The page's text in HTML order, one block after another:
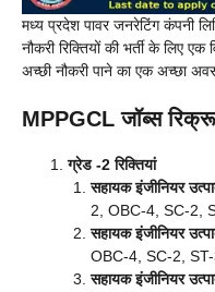
मध्य प्रदेश पावर जनरेटिंग कंपनी
नौकरी रिक्तियों की भर्ती के लिए
अच्छी नौकरी पाने का एक अच्छा
MPPGCL जॉब्स
ग्रेड -2 रिक्तियां
सहायक इंजीनियर
2, OBC-4, SC-2,
सहायक इंजीनियर
OBC-4, SC-2,
सहायक इंजीनियर